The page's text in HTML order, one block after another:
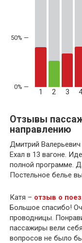
50% —
1 2 3 4
Отзывы
направлению
Дмитрий Валерьевич
Ехал в 13 вагоне.
полной программе.
Постельное белье
Катя – отзыв о
Большое спасибо!
проводницы.
пассажиры вели
вопросов не было